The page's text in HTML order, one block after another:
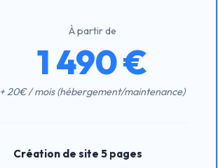
À partir de
1 490 €
+ 20€ / mois (hébergement/maintenance)
Création de site 5 pages